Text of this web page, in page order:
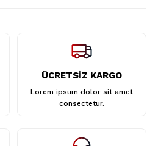
ÜCRETSİZ KARGO
Lorem ipsum dolor sit amet
consectetur.